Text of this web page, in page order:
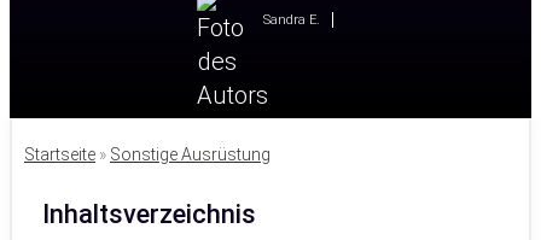
Sandra E.
Startseite » Sonstige Ausrüstung
Inhaltsverzeichnis